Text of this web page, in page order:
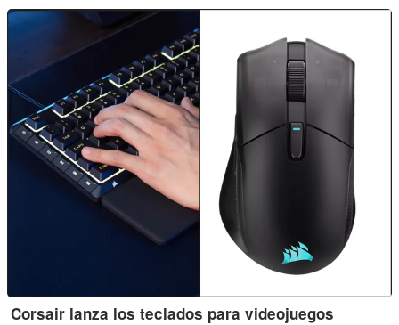
Corsair lanza los teclados para videojuegos